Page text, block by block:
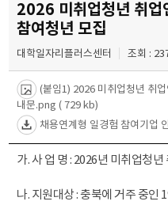
2026 미취업청년 취업
참여청년 모집
대학일자리플러스센터 조회 :
(붙임1) 2026 미취업청년 취
내문.png( 729 kb)
채용연계형 일경험 참여기업
가. 사 업 명 : 2026년 미취업청
나. 지원대상 : 충북에 거주 중인